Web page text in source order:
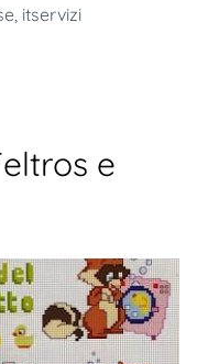
, itservizi
e